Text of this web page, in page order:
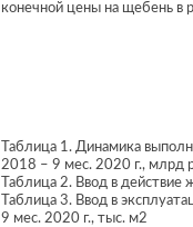
конечной цены на щебень в
Таблица 1. Динамика
2018 – 9 мес. 2020 г., млрд
Таблица 2. Ввод в
Таблица 3. Ввод в
9 мес. 2020 г., тыс. м2